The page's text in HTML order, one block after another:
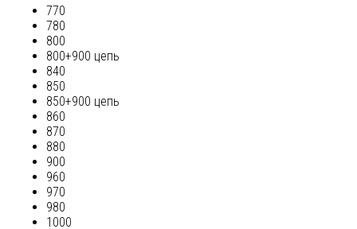
770
780
800
800+900 цепь
840
850
850+900 цепь
860
870
880
900
960
970
980
1000